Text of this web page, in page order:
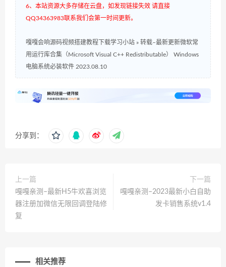
6、本站资源大多存储在云盘，如发现链接失效 请直接
QQ34363983联系我们会第一时间更新。
嘎嘎会响源码视频搭建教程下载学习小站 » 转载–最新更新微软常
用运行库合集（Microsoft Visual C++ Redistributable） Windows
电脑系统必装软件 2023.08.10
分享到：
上一篇
嘎嘎亲测–最新H5牛欢喜浏览
器注册加微信无限回调登陆修
复
下一篇
嘎嘎亲测–2023最新小白自助
发卡销售系统v1.4
相关推荐